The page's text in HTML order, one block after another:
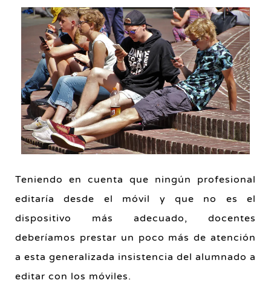
Teniendo en cuenta que ningún profesional
editaría desde el móvil y que no es el
dispositivo más adecuado, docentes
deberíamos prestar un poco más de atención
a esta generalizada insistencia del alumnado a
editar con los móviles.